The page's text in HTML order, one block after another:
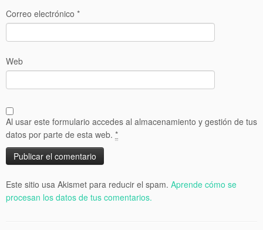
Correo electrónico *
Web
Al usar este formulario accedes al almacenamiento y gestión de tus
datos por parte de esta web. *
Este sitio usa Akismet para reducir el spam. Aprende cómo se
procesan los datos de tus comentarios.